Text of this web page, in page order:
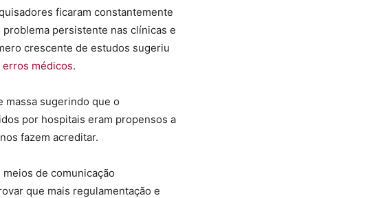
ficaram constantemente
persistente nas clínicas e
crescente de estudos sugeriu
médicos.
massa sugerindo que o
por hospitais eram propensos a
fazem acreditar.
de comunicação
que mais regulamentação e